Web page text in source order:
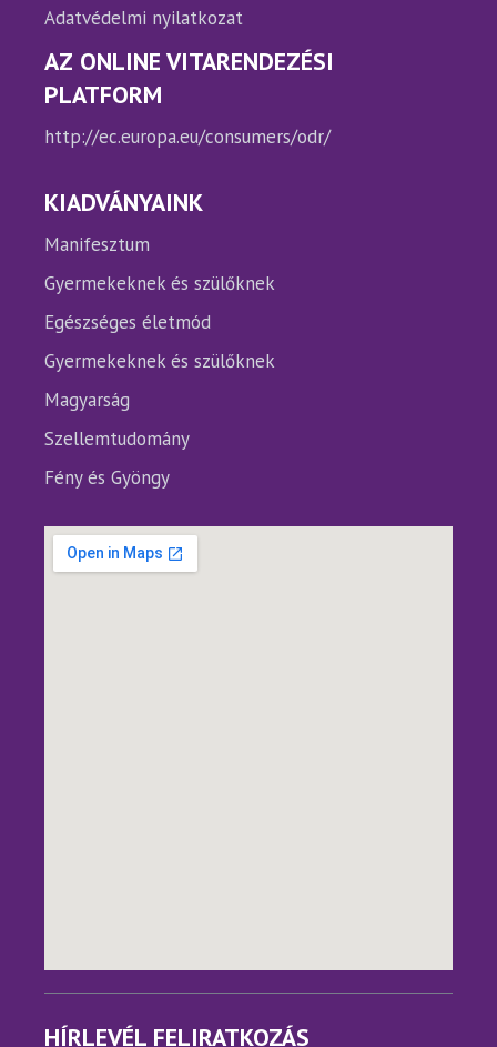
Adatvédelmi nyilatkozat
AZ ONLINE VITARENDEZÉSI
PLATFORM
http://ec.europa.eu/consumers/odr/
KIADVÁNYAINK
Manifesztum
Gyermekeknek és szülőknek
Egészséges életmód
Gyermekeknek és szülőknek
Magyarság
Szellemtudomány
Fény és Gyöngy
HÍRLEVÉL FELIRATKOZÁS